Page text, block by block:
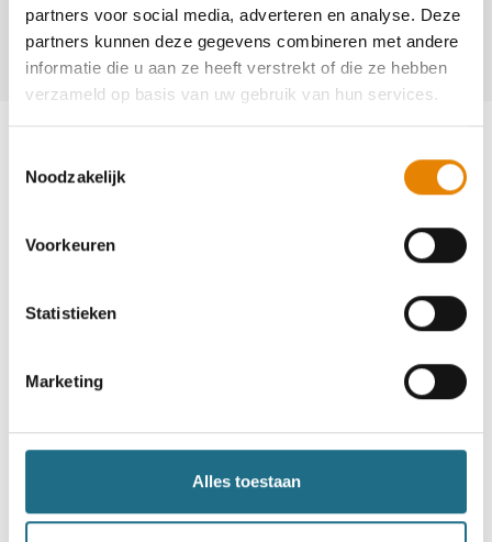
partners voor social media, adverteren en analyse. Deze
partners kunnen deze gegevens combineren met andere
informatie die u aan ze heeft verstrekt of die ze hebben
verzameld op basis van uw gebruik van hun services.
Noodzakelijk
Voorkeuren
Statistieken
Marketing
Alles toestaan
+32(0)468 51 37 35
marcdewit@telenet.be
Word lid en maak kans op een